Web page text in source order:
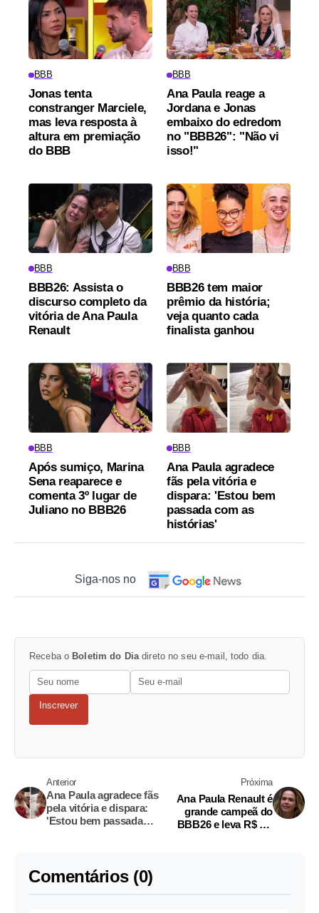
BBB
Jonas tenta
constranger Marciele,
mas leva resposta à
altura em premiação
do BBB
BBB
Ana Paula reage a
Jordana e Jonas
embaixo do edredom
no "BBB26": "Não vi
isso!"
BBB
BBB26: Assista o
discurso completo da
vitória de Ana Paula
Renault
BBB
BBB26 tem maior
prêmio da história;
veja quanto cada
finalista ganhou
BBB
Após sumiço, Marina
Sena reaparece e
comenta 3º lugar de
Juliano no BBB26
BBB
Ana Paula agradece
fãs pela vitória e
dispara: 'Estou bem
passada com as
histórias'
Siga-nos no
Receba o Boletim do Diadireto no seu e-mail, todo dia.
Inscrever
Anterior
Ana Paula agradece fãs
pela vitória e dispara:
'Estou bem passada
Próxima
Ana Paula Renault é
grande campeã do
BBB26 e leva R$ 5,7
Comentários (0)